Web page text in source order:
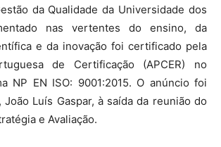
da Qualidade da Universidade dos
nas vertentes do ensino, da
e da inovação foi certificado pela
de Certificação (APCER) no
NP EN ISO: 9001:2015. O anúncio foi
Luís Gaspar, à saída da reunião do
e Avaliação.